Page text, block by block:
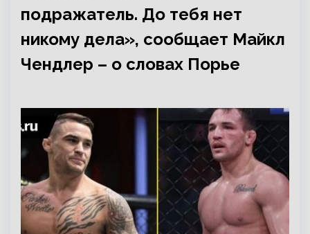
подражатель. До тебя нет
никому дела», сообщает Майкл
Чендлер – о словах Порье